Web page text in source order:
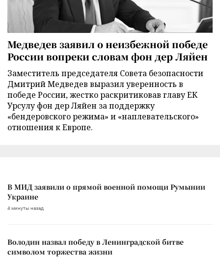
Медведев заявил о неизбежной победе
России вопреки словам фон дер Ляйен
Заместитель председателя Совета безопасности
Дмитрий Медведев выразил уверенность в
победе России, жестко раскритиковав главу ЕК
Урсулу фон дер Ляйен за поддержку
«бендеровского режима» и «наплевательского»
отношения к Европе.
В МИД заявили о прямой военной помощи Румынии
Украине
4 минуты назад
Володин назвал победу в Ленинградской битве
символом торжества жизни